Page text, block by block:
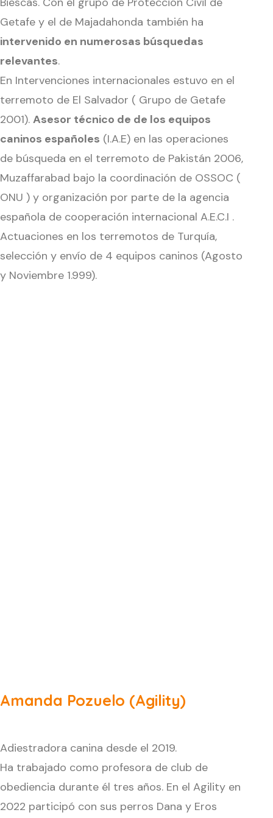
Getafe y el de Majadahonda también ha
intervenido en numerosas búsquedas
relevantes.
En Intervenciones internacionales estuvo en el
terremoto de El Salvador ( Grupo de Getafe
2001). Asesor técnico de de los equipos
caninos españoles (I.A.E) en las operaciones
de búsqueda en el terremoto de Pakistán 2006,
Muzaffarabad bajo la coordinación de OSSOC (
ONU ) y organización por parte de la agencia
española de cooperación internacional A.E.C.I .
Actuaciones en los terremotos de Turquía,
selección y envío de 4 equipos caninos (Agosto
y Noviembre 1.999).
Amanda Pozuelo (Agility)
Adiestradora canina desde el 2019.
Ha trabajado como profesora de club de
obediencia durante él tres años. En el Agility en
2022 participó con sus perros Dana y Eros